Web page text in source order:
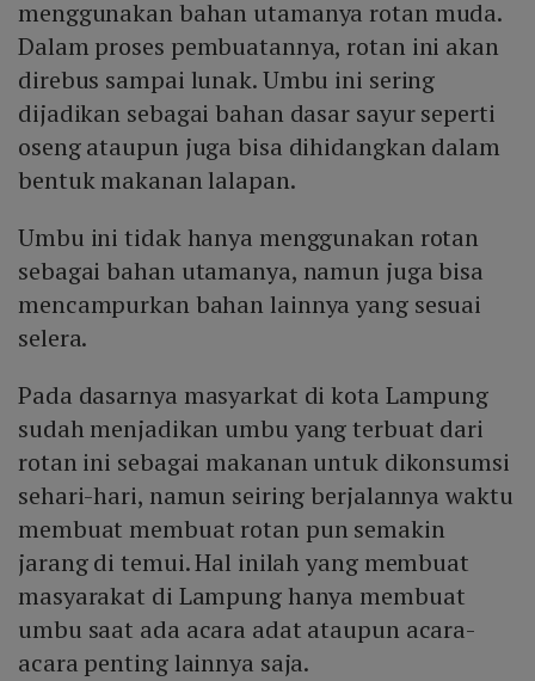
menggunakan bahan utamanya rotan muda.
Dalam proses pembuatannya, rotan ini akan
direbus sampai lunak. Umbu ini sering
dijadikan sebagai bahan dasar sayur seperti
oseng ataupun juga bisa dihidangkan dalam
bentuk makanan lalapan.
Umbu ini tidak hanya menggunakan rotan
sebagai bahan utamanya, namun juga bisa
mencampurkan bahan lainnya yang sesuai
selera.
Pada dasarnya masyarkat di kota Lampung
sudah menjadikan umbu yang terbuat dari
rotan ini sebagai makanan untuk dikonsumsi
sehari-hari, namun seiring berjalannya waktu
membuat membuat rotan pun semakin
jarang di temui. Hal inilah yang membuat
masyarakat di Lampung hanya membuat
umbu saat ada acara adat ataupun acara-
acara penting lainnya saja.